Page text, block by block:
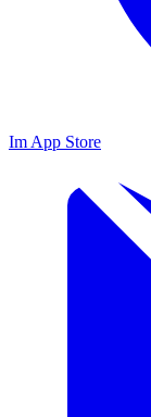
Im App Store